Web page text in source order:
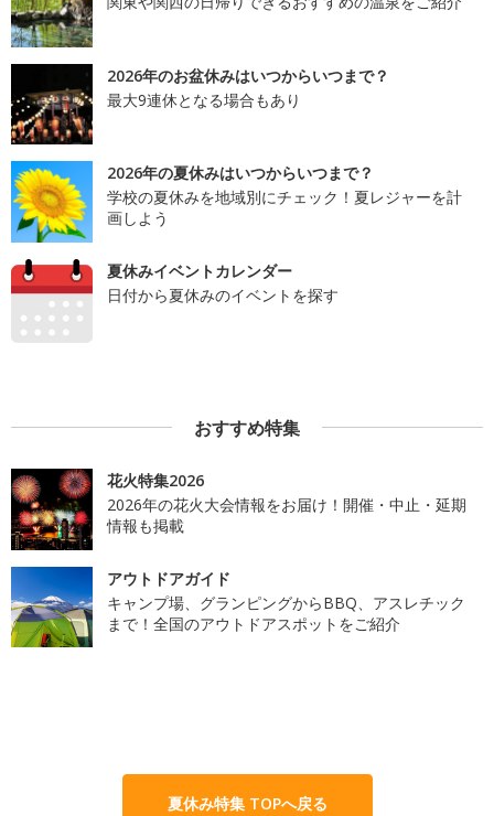
2026年のお盆休みはいつからいつまで？
最大9連休となる場合もあり
2026年の夏休みはいつからいつまで？
学校の夏休みを地域別にチェック！夏レジャーを計
画しよう
夏休みイベントカレンダー
日付から夏休みのイベントを探す
おすすめ特集
花火特集2026
2026年の花火大会情報をお届け！開催・中止・延期
情報も掲載
アウトドアガイド
キャンプ場、グランピングからBBQ、アスレチック
まで！全国のアウトドアスポットをご紹介
夏休み特集 TOPへ戻る